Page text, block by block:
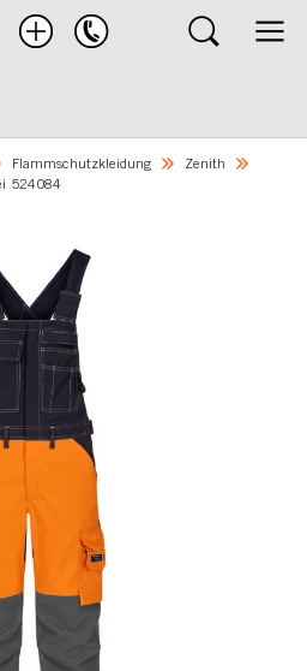
Produkten
Flammschutzkleidung
Zenith
524084